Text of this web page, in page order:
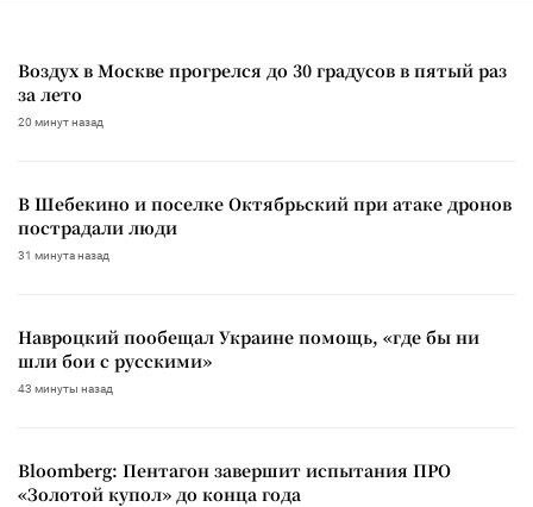
Воздух в Москве прогрелся до 30 градусов в пятый раз
за лето
20 минут назад
В Шебекино и поселке Октябрьский при атаке дронов
пострадали люди
31 минута назад
Навроцкий пообещал Украине помощь, «где бы ни
шли бои с русскими»
43 минуты назад
Bloomberg: Пентагон завершит испытания ПРО
«Золотой купол» до конца года